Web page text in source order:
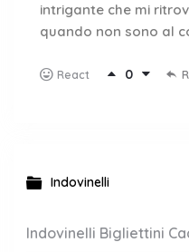
intrigante che mi
quando non sono al
React 0
Indovinelli
Indovinelli Bigliettini